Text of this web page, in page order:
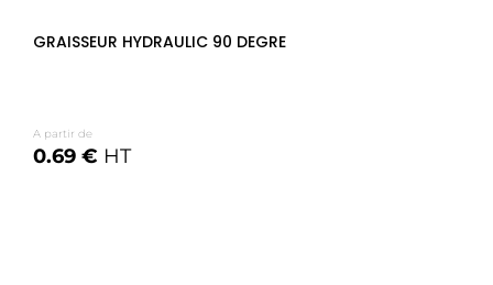
GRAISSEUR HYDRAULIC 90 DEGRE
A partir de
0.69 € HT